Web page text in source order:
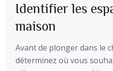
Identifier les
maison
Avant de plonger dans le
déterminez où vous